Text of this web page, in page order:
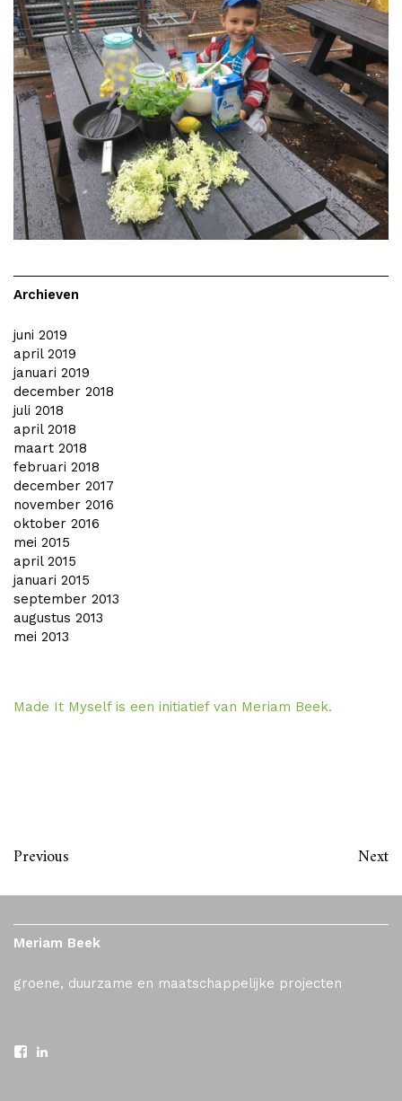
Archieven
juni 2019
april 2019
januari 2019
december 2018
juli 2018
april 2018
maart 2018
februari 2018
december 2017
november 2016
oktober 2016
mei 2015
april 2015
januari 2015
september 2013
augustus 2013
mei 2013
Made It Myself is een initiatief van Meriam Beek.
Previous Next
Meriam Beek
groene, duurzame en maatschappelijke projecten